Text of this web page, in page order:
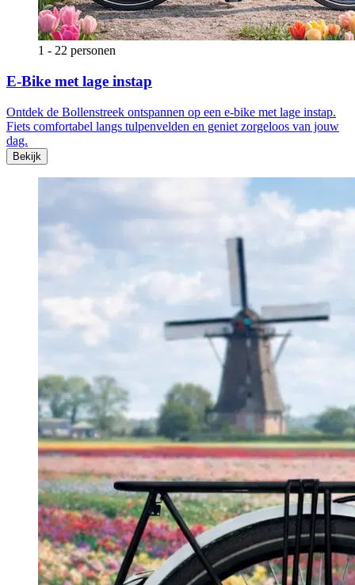
1 - 22 personen
E-Bike met lage instap
Ontdek de Bollenstreek ontspannen op een e-bike met lage instap.
Fiets comfortabel langs tulpenvelden en geniet zorgeloos van jouw
dag.
Bekijk